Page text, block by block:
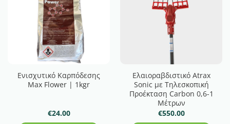
Ενισχυτικό Καρπόδεσης
Max Flower | 1kgr
€24.00
Ελαιοραβδιστικό Atrax
Sonic με Τηλεσκοπική
Προέκταση Carbon 0,6-1
Μέτρων
€550.00